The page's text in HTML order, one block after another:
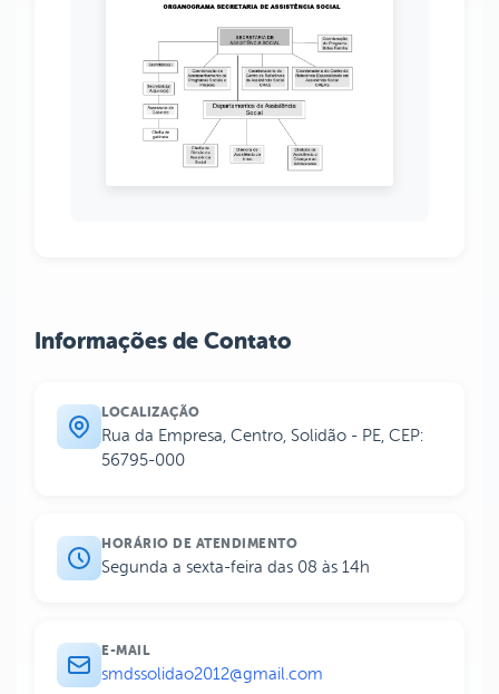
Informações de Contato
LOCALIZAÇÃO
Rua da Empresa, Centro, Solidão - PE, CEP:
56795-000
HORÁRIO DE ATENDIMENTO
Segunda a sexta-feira das 08 às 14h
E-MAIL
smdssolidao2012@gmail.com